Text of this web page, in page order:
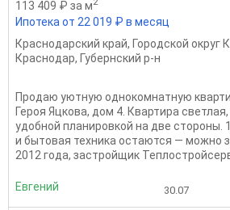
113 409 ₽ за м
Ипотека от 22 019 ₽ в месяц
Краснодарский край, Городской округ
Краснодар, Губернский р-н
Продаю уютную однокомнатную
Героя Яцкова, дом 4. Квартира
удобной планировкой на две стороны.
и бытовая техника остаются — можно
2012 года, застройщик
Евгений 30.07